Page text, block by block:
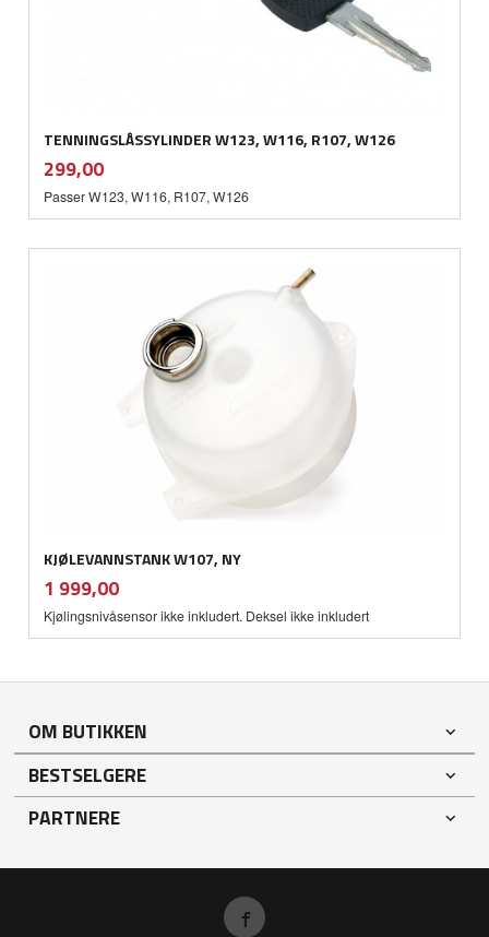
TENNINGSLÅSSYLINDER W123, W116, R107, W126
Pris
299,00mva.
Passer W123, W116, R107, W126
KJØLEVANNSTANK W107, NY
Pris
1 999,00mva.
Kjølingsnivåsensor ikke inkludert. Deksel ikke inkludert
OM BUTIKKEN
BESTSELGERE
PARTNERE